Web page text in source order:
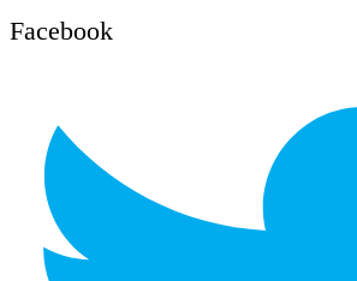
Facebook